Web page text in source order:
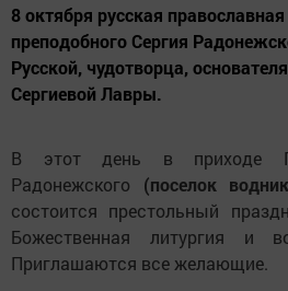
8 октября русская
преподобного Сергия
Русской, чудотворца,
Сергиевой Лавры.
В этот день в приходе
Радонежского (поселок
состоится престольный
Божественная литургия и
Приглашаются все желающие.